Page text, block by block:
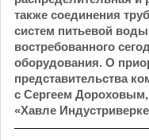
также соединения
систем питьевой
востребованного
оборудования. О
представительства
с Сергеем
«Хавле